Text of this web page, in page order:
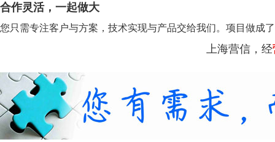
合作灵活，一起做大
您只需专注客户与方案，技术实现与产品交给我们。项目做成
上海营信，经